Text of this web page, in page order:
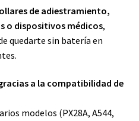
de adiestramiento,
o dispositivos médicos,
quedarte sin batería en
a la compatibilidad de
modelos (PX28A, A544,